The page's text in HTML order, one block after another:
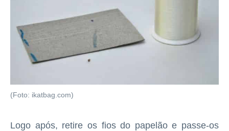
(Foto: ikatbag.com)
Logo após, retire os fios do papelão e passe-os